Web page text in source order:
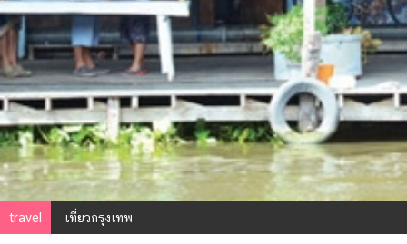
ตรวจ
หวย
ผล
บอล
สด
การ
เงิน
การ
ศึกษา
travel เที่ยวกรุงเทพ